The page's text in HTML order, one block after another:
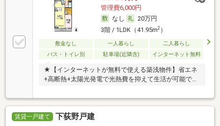
管理費6,000円
なし
20万円
3階 / 1LDK（41.95m2）
敷金なし 一人暮らし
二人暮らし
バス・トイレ別
駐車場(近隣含) インターネット無料
★【インターネットが無料で使える築浅物件】省エネ
+高断熱+太陽光発電で光熱費を抑えて生活が可能です
賃貸一戸建て 下荻野戸建